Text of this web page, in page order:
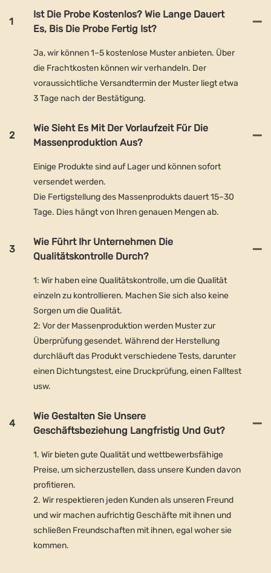
1
Ist Die Probe Kostenlos? Wie Lange Dauert
Es, Bis Die Probe Fertig Ist?
Ja, wir können 1–5 kostenlose Muster anbieten. Über
die Frachtkosten können wir verhandeln. Der
voraussichtliche Versandtermin der Muster liegt etwa
3 Tage nach der Bestätigung.
2
Wie Sieht Es Mit Der Vorlaufzeit Für Die
Massenproduktion Aus?
Einige Produkte sind auf Lager und können sofort
versendet werden.
Die Fertigstellung des Massenprodukts dauert 15–30
Tage. Dies hängt von Ihren genauen Mengen ab.
3
Wie Führt Ihr Unternehmen Die
Qualitätskontrolle Durch?
1: Wir haben eine Qualitätskontrolle, um die Qualität
einzeln zu kontrollieren. Machen Sie sich also keine
Sorgen um die Qualität.
2: Vor der Massenproduktion werden Muster zur
Überprüfung gesendet. Während der Herstellung
durchläuft das Produkt verschiedene Tests, darunter
einen Dichtungstest, eine Druckprüfung, einen Falltest
usw.
4
Wie Gestalten Sie Unsere
Geschäftsbeziehung Langfristig Und Gut?
1. Wir bieten gute Qualität und wettbewerbsfähige
Preise, um sicherzustellen, dass unsere Kunden davon
profitieren.
2. Wir respektieren jeden Kunden als unseren Freund
und wir machen aufrichtig Geschäfte mit ihnen und
schließen Freundschaften mit ihnen, egal woher sie
kommen.